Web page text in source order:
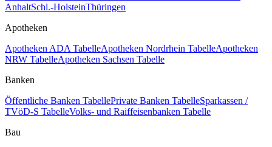
AnhaltSchl.-HolsteinThüringen
Apotheken
Apotheken ADA TabelleApotheken Nordrhein TabelleApotheken
NRW TabelleApotheken Sachsen Tabelle
Banken
Öffentliche Banken TabellePrivate Banken TabelleSparkassen /
TVöD-S TabelleVolks- und Raiffeisenbanken Tabelle
Bau